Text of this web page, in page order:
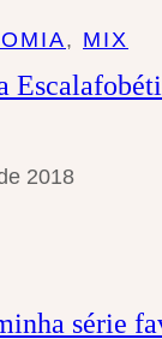
, MIX
2018
série